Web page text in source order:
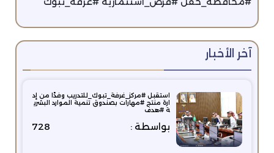
آخر الأخبار
استقبل #مركز_غرفة_تبوك_للتدريب وفدًا من إد
ارة منتج #مهارات بصندوق تنمية الموارد البشري
ة #هدف
بواسطة : 728